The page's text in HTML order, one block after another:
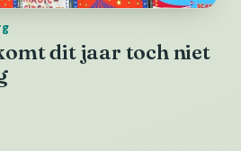
dit jaar toch niet